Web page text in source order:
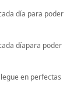
día para poder
díapara poder
en perfectas